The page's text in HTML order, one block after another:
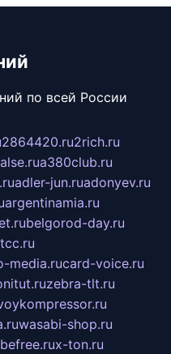
по всей России
2864420.ru2rich.ru
a380club.ru
adler-jun.ruadonyev.ru
argentinamia.ru
belgorod-day.ru
media.rucard-voice.ru
zebra-tlt.ru
wasabi-shop.ru
x-ton.ru